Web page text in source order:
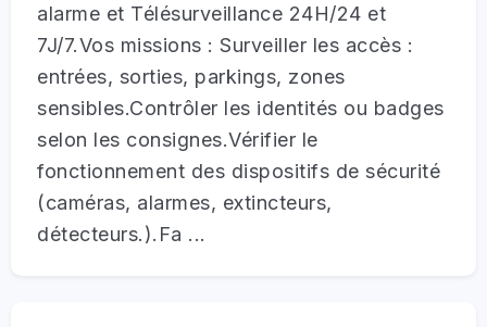
alarme et Télésurveillance 24H/24 et
7J/7.Vos missions : Surveiller les accès :
entrées, sorties, parkings, zones
sensibles.Contrôler les identités ou badges
selon les consignes.Vérifier le
fonctionnement des dispositifs de sécurité
(caméras, alarmes, extincteurs,
détecteurs.).Fa ...